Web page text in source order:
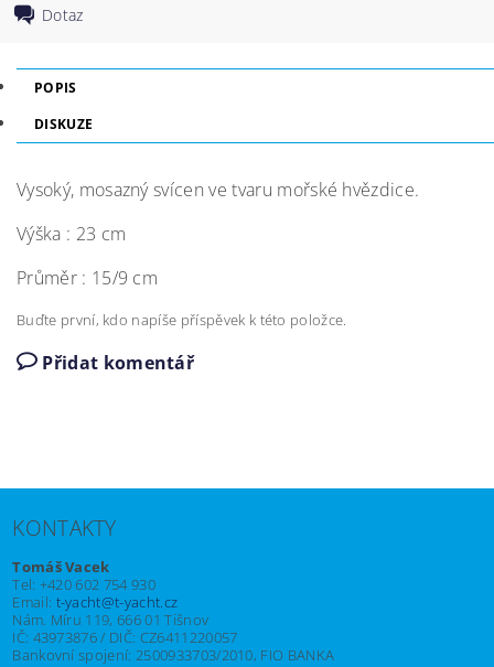
Dotaz
POPIS
DISKUZE
Vysoký, mosazný svícen ve tvaru mořské hvězdice.
Výška : 23 cm
Průměr : 15/9 cm
Buďte první, kdo napíše příspěvek k této položce.
Přidat komentář
KONTAKTY
Tomáš Vacek
Tel: +420 602 754 930
Email: t-yacht@t-yacht.cz
Nám. Míru 119, 666 01 Tišnov
IČ: 43973876 / DIČ: CZ6411220057
Bankovní spojení: 2500933703/2010, FIO BANKA